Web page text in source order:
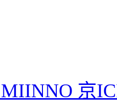
MIINNO 京